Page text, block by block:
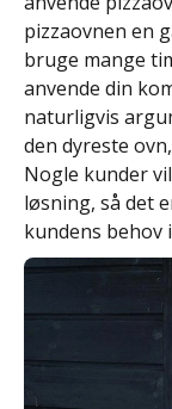
pizzaovnen en
bruge mange
anvende din
naturligvis
den dyreste
Nogle kunder
løsning, så det
kundens